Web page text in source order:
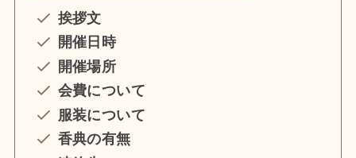
挨拶文
開催日時
開催場所
会費について
服装について
香典の有無